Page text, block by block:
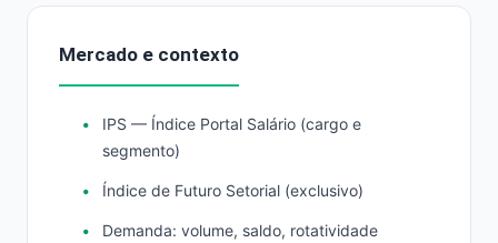
Mercado e contexto
IPS — Índice Portal Salário (cargo e
segmento)
Índice de Futuro Setorial (exclusivo)
Demanda: volume, saldo, rotatividade